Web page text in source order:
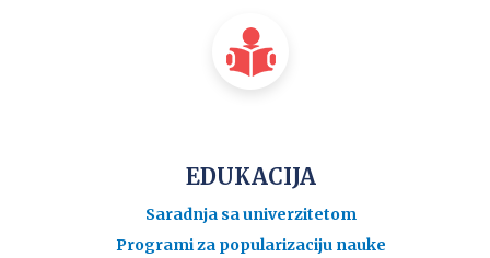
EDUKACIJA
Saradnja sa univerzitetom
Programi za popularizaciju nauke